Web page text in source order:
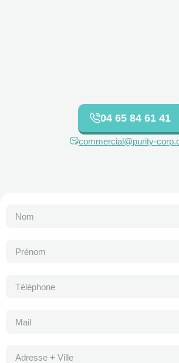
04 65 84 61 41
commercial@purity-